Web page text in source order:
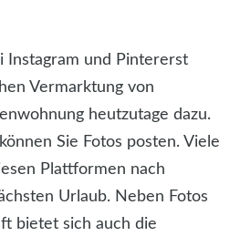
Instagram und Pintererst
Vermarktung von
heutzutage dazu.
Sie Fotos posten. Viele
Plattformen nach
Urlaub. Neben Fotos
bietet sich auch die